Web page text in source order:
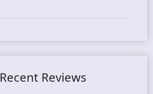
Recent Reviews